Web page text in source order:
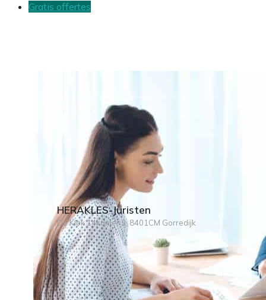
Gratis offertes
HERAKLES-Juristen
De Klok 14kamer 2, 8401CM Gorredijk